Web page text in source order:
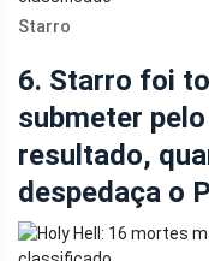
Starro
6. Starro foi
submeter
resultado,
despedaça o